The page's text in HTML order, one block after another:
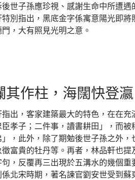
世子孫應珍視、感謝生命中所遭
別指出，黑底金字係寓意陽光即
，大有照見光明之意。
其作柱，海闊快登瀛
出，客家建築最大的特色，在在
臣孝子；二件事，讀書耕田」，而
」，此外，除了期勉後世子孫之外
徵富貴的牡丹等。再者，林品軒也
，反覆再三出現於五溝水的幾個
北宋時期，著名諫官劉安世受到